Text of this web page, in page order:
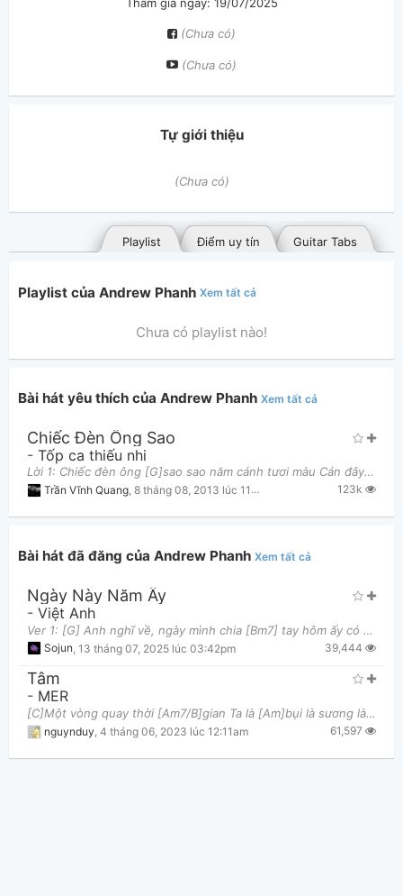
(Chưa có)
(Chưa có)
Tự giới thiệu
(Chưa có)
Guitar Tabs
Điểm uy tín
Playlist
Bài hát yêu thích
Bài hát đã đăng
Thông tin chung
Playlist của Andrew Phanh Xem tất cả
Chưa có playlist nào!
Bài hát yêu thích của Andrew Phanh Xem tất cả
Chiếc Đèn Ông Sao
- Tốp ca thiếu nhi
Lời 1: Chiếc đèn ông [G]sao sao năm cánh tươi màu Cán đây rất [E7]dài cán cao quá [Am]đầu Em cầm
Trần Vĩnh Quang, 8 tháng 08, 2013 lúc 11:23am 123k
Bài hát đã đăng của Andrew Phanh Xem tất cả
Ngày Này Năm Ấy
- Việt Anh
Ver 1: [G] Anh nghĩ về, ngày mình chia [Bm7] tay hôm ấy có mưa [C] Cơn gió lạnh, mùa thu đi [Bm7]
Sojun 13 tháng 07, 2025 lúc 03:42pm 39,444
Tâm
- MER
[C]Một vòng quay thời [Am7/B]gian Ta là [Am]bụi là sương là [F]gió Lạc [Dm]trôi như lá mồ [F]côi
nguynduy 4 tháng 06, 2023 lúc 12:11am 61,597